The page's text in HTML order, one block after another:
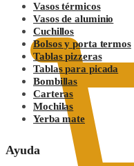
0.00
Vasos térmicos
Vasos de aluminio
Cuchillos
Bolsos y porta termos
Tablas pizzeras
Tablas para picada
Bombillas
Carteras
Mochilas
Yerba mate
Ayuda